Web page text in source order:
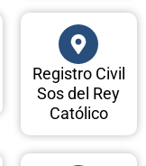
Registro Civil
Sos del Rey
Católico